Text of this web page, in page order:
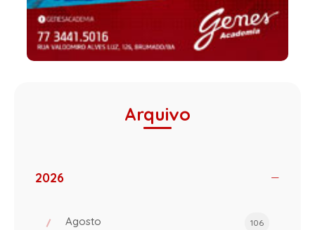
Arquivo
2026
Agosto 106